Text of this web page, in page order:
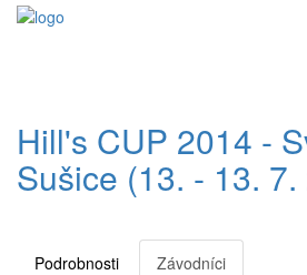
Hill's CUP 2014 -
Sušice (13. - 13.
Podrobnosti Závodníci